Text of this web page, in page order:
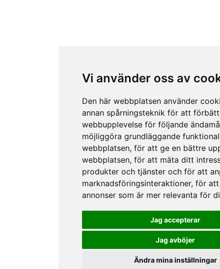
Vi använder oss av
Den här webbplatsen använder
annan spårningsteknik för att
webbupplevelse för följande
möjliggöra grundläggande
webbplatsen, för att ge en bättre
webbplatsen, för att mäta ditt
produkter och tjänster och för att
marknadsföringsinteraktioner, för att
annonser som är mer relevanta för
Jag accepterar
Jag avböjer
Ändra mina inställningar